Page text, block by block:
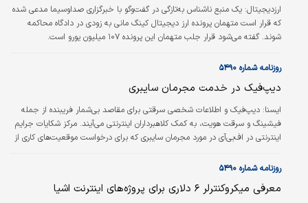
ارزديجيتال: یک منبع ناشناس به‌‌تازگی در گفت‌وگو با خبرگزاری صداوسیما مدعی شده
که قرار است متهمان پرونده ارز دیجیتال کینگ مانی به زودی در دادگاه محاکمه
شوند. گفته می‌شود قرار جلب متهمان این پرونده ۱۰۷ میلیون یورو است.
روزنامه شماره ۵۴۹۰
دیپ‌فیک در خدمت مجرمان سایبری
ايسنا: دیپ‌فیک‌ و اطلاعات شخصی سرقتی برای مقاصد بی‌شمار فریبنده از جمله
فیشینگ و سرقت هویت، به کمک کلاهبرداران اینترنتی می‌آیند. مرکز شکایات جرایم
اینترنتی در اف‌بی‌آی در مورد مجرمان سایبری که برای درخواست موقعیت‌های کاری از
بررسی شامل فناوری اطلاعات و برنامه‌نویسی رایانه، پایگاه داده و عملکردهای شغلی
مشتری، داده‌های مالی، پایگاه‌های اطلاعاتی شرکت یا…
روزنامه شماره ۵۴۹۰
معرفی میکروکنترلر ۶ دلاری برای پروژه‌های اینترنت اشیا